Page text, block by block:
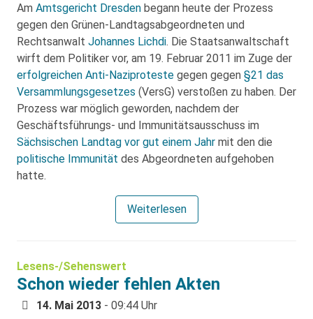
Am Amtsgericht Dresden begann heute der Prozess
gegen den Grünen-Landtagsabgeordneten und
Rechtsanwalt Johannes Lichdi. Die Staatsanwaltschaft
wirft dem Politiker vor, am 19. Februar 2011 im Zuge der
erfolgreichen Anti-Naziproteste gegen gegen §21 das
Versammlungsgesetzes (VersG) verstoßen zu haben. Der
Prozess war möglich geworden, nachdem der
Geschäftsführungs- und Immunitätsausschuss im
Sächsischen Landtag vor gut einem Jahr mit den die
politische Immunität des Abgeordneten aufgehoben
hatte.
Weiterlesen
Lesens-/Sehenswert
Schon wieder fehlen Akten
14. Mai 2013 - 09:44 Uhr